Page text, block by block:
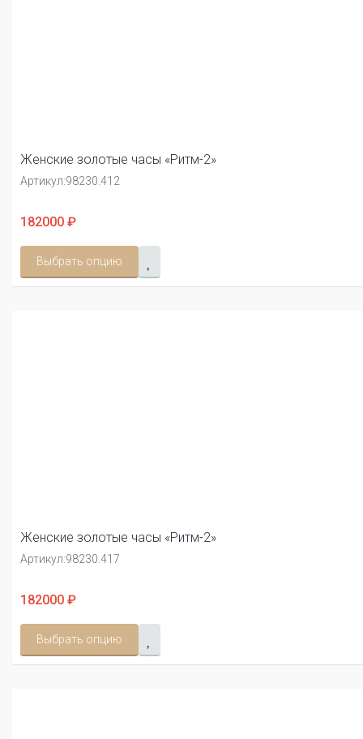
Женские золотые часы «Ритм-2»
Артикул:98230.412
182000 ₽
Выбрать опцию
Женские золотые часы «Ритм-2»
Артикул:98230.417
182000 ₽
Выбрать опцию